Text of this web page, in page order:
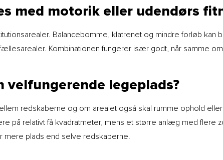
med motorik eller udendørs
Balancebomme, klatrenet og mindre forløb kan
Kombinationen fungerer især godt, når samme
legeplads?
redskaberne og om arealet også skal rumme ophold
på relativt få kvadratmeter, mens et større anlæg med
mere plads end selve redskaberne.